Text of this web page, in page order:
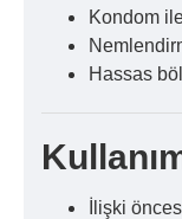
Kondom
Hassas
İlişki